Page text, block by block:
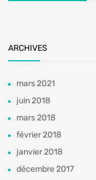
ARCHIVES
mars 2021
juin 2018
mars 2018
février 2018
janvier 2018
décembre 2017